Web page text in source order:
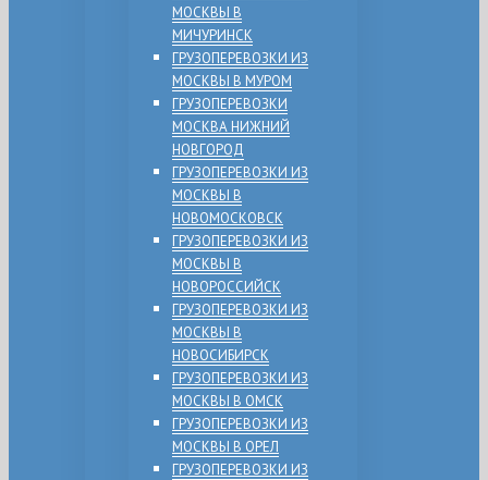
МОСКВЫ В
МИЧУРИНСК
ГРУЗОПЕРЕВОЗКИ ИЗ
МОСКВЫ В МУРОМ
ГРУЗОПЕРЕВОЗКИ
МОСКВА НИЖНИЙ
НОВГОРОД
ГРУЗОПЕРЕВОЗКИ ИЗ
МОСКВЫ В
НОВОМОСКОВСК
ГРУЗОПЕРЕВОЗКИ ИЗ
МОСКВЫ В
НОВОРОССИЙСК
ГРУЗОПЕРЕВОЗКИ ИЗ
МОСКВЫ В
НОВОСИБИРСК
ГРУЗОПЕРЕВОЗКИ ИЗ
МОСКВЫ В ОМСК
ГРУЗОПЕРЕВОЗКИ ИЗ
МОСКВЫ В ОРЕЛ
ГРУЗОПЕРЕВОЗКИ ИЗ